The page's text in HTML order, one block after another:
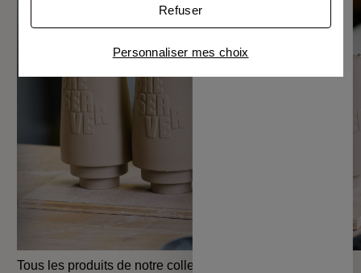
Tous les produits de notre collection sont pensés et
publicités personnalisées
Personnaliser mes choix
Refuser